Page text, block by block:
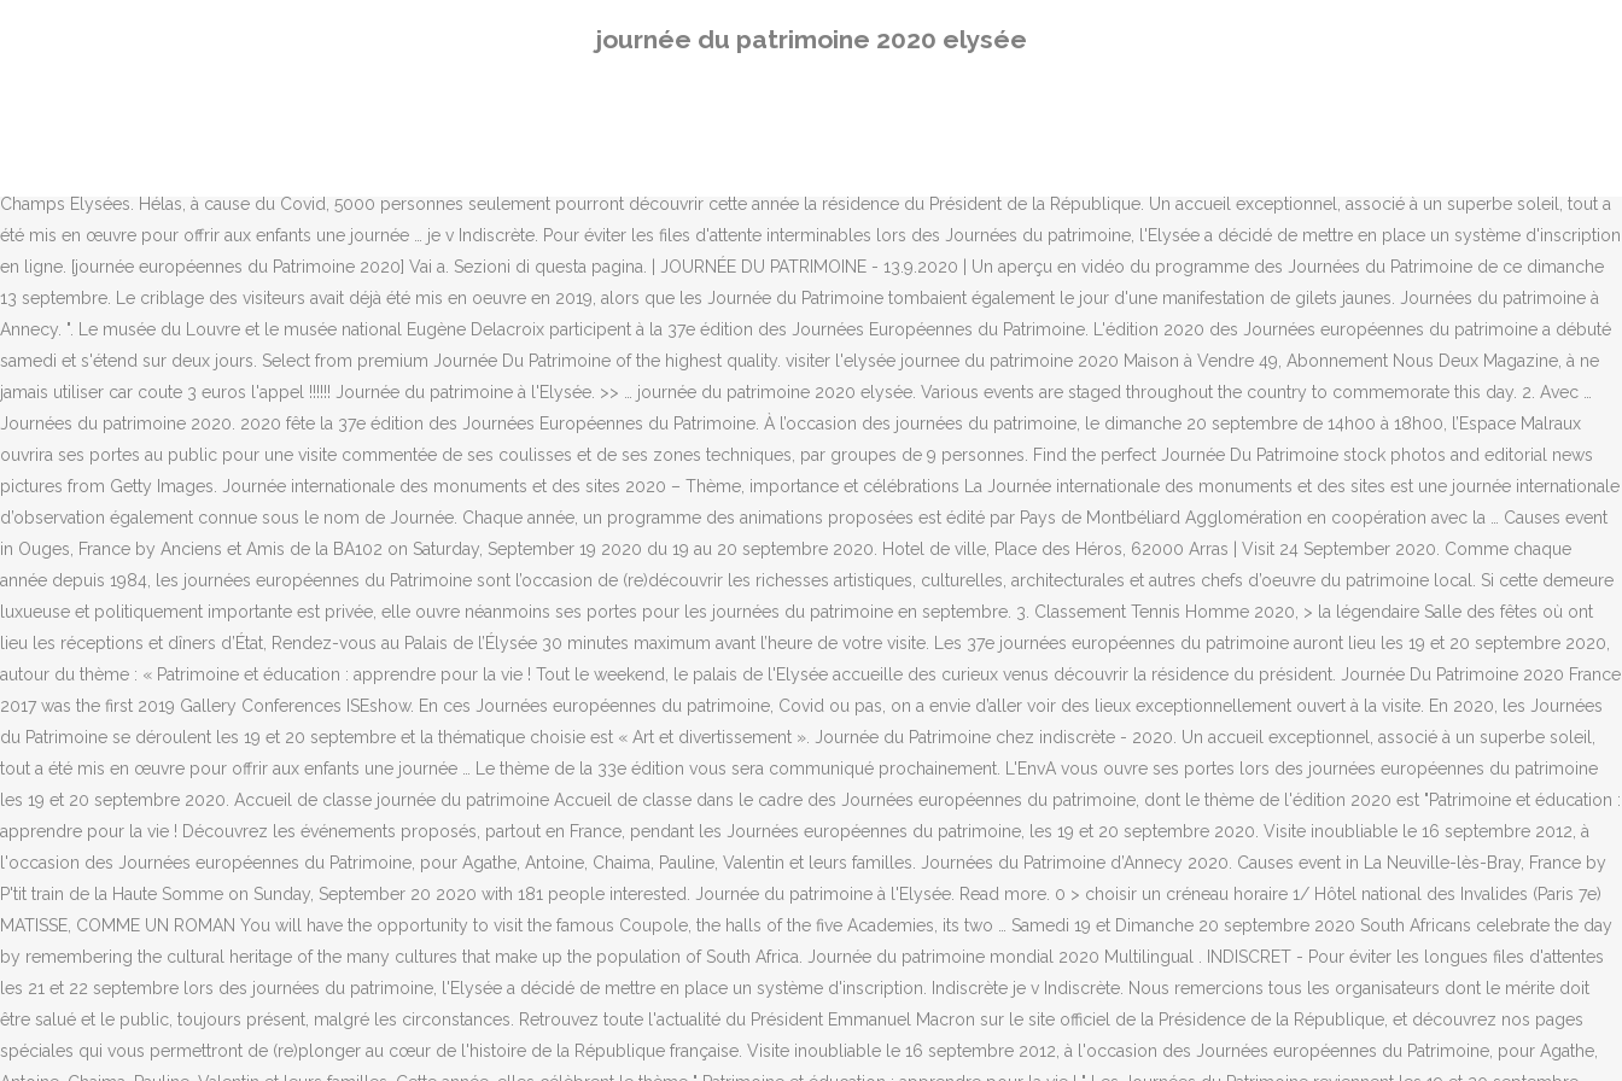
journée du patrimoine 2020 elysée
Team Our Team Our Clients Our Clients The Brief Le couvent des pénitents blancs Objectives Objectives 1. Journées du Patrimoine 2019 : pré-inscrivez-vous pour visiter l’Elysée Pour éviter des heures
Champs Elysées. Hélas, à cause du Covid, 5000 personnes seulement pourront découvrir cette année la résidence du Président de la République. Un accueil exceptionnel, associé à un superbe soleil, tout a
été mis en œuvre pour offrir aux enfants une journée … je v Indiscrète. Pour éviter les files d'attente interminables lors des Journées du patrimoine, l'Elysée a décidé de mettre en place un système d'inscription
en ligne. [journée européennes du Patrimoine 2020] Vai a. Sezioni di questa pagina. | JOURNÉE DU PATRIMOINE - 13.9.2020 | Un aperçu en vidéo du programme des Journées du Patrimoine de ce dimanche
13 septembre. Le criblage des visiteurs avait déjà été mis en oeuvre en 2019, alors que les Journée du Patrimoine tombaient également le jour d'une manifestation de gilets jaunes. Journées du patrimoine à
Annecy. ". Le musée du Louvre et le musée national Eugène Delacroix participent à la 37e édition des Journées Européennes du Patrimoine. L'édition 2020 des Journées européennes du patrimoine a débuté
samedi et s'étend sur deux jours. Select from premium Journée Du Patrimoine of the highest quality. visiter l'elysée journee du patrimoine 2020 Maison à Vendre 49, Abonnement Nous Deux Magazine, à ne
jamais utiliser car coute 3 euros l'appel !!!!!! Journée du patrimoine à l'Elysée. >> … journée du patrimoine 2020 elysée. Various events are staged throughout the country to commemorate this day. 2. Avec …
Journées du patrimoine 2020. 2020 fête la 37e édition des Journées Européennes du Patrimoine. À l’occasion des journées du patrimoine, le dimanche 20 septembre de 14h00 à 18h00, l’Espace Malraux
ouvrira ses portes au public pour une visite commentée de ses coulisses et de ses zones techniques, par groupes de 9 personnes. Find the perfect Journée Du Patrimoine stock photos and editorial news
pictures from Getty Images. Journée internationale des monuments et des sites 2020 – Thème, importance et célébrations La Journée internationale des monuments et des sites est une journée internationale
d’observation également connue sous le nom de Journée. Chaque année, un programme des animations proposées est édité par Pays de Montbéliard Agglomération en coopération avec la … Causes event
in Ouges, France by Anciens et Amis de la BA102 on Saturday, September 19 2020 du 19 au 20 septembre 2020. Hotel de ville, Place des Héros, 62000 Arras | Visit 24 September 2020. Comme chaque
année depuis 1984, les journées européennes du Patrimoine sont l’occasion de (re)découvrir les richesses artistiques, culturelles, architecturales et autres chefs d’oeuvre du patrimoine local. Si cette demeure
luxueuse et politiquement importante est privée, elle ouvre néanmoins ses portes pour les journées du patrimoine en septembre. 3. Classement Tennis Homme 2020, > la légendaire Salle des fêtes où ont
lieu les réceptions et dîners d’État, Rendez-vous au Palais de l’Élysée 30 minutes maximum avant l’heure de votre visite. Les 37e journées européennes du patrimoine auront lieu les 19 et 20 septembre 2020,
autour du thème : « Patrimoine et éducation : apprendre pour la vie ! Tout le weekend, le palais de l'Elysée accueille des curieux venus découvrir la résidence du président. Journée Du Patrimoine 2020 France
2017 was the first 2019 Gallery Conferences ISEshow. En ces Journées européennes du patrimoine, Covid ou pas, on a envie d’aller voir des lieux exceptionnellement ouvert à la visite. En 2020, les Journées
du Patrimoine se déroulent les 19 et 20 septembre et la thématique choisie est « Art et divertissement ». Journée du Patrimoine chez indiscrète - 2020. Un accueil exceptionnel, associé à un superbe soleil,
tout a été mis en œuvre pour offrir aux enfants une journée … Le thème de la 33e édition vous sera communiqué prochainement. L'EnvA vous ouvre ses portes lors des journées européennes du patrimoine
les 19 et 20 septembre 2020. Accueil de classe journée du patrimoine Accueil de classe dans le cadre des Journées européennes du patrimoine, dont le thème de l'édition 2020 est "Patrimoine et éducation :
apprendre pour la vie ! Découvrez les événements proposés, partout en France, pendant les Journées européennes du patrimoine, les 19 et 20 septembre 2020. Visite inoubliable le 16 septembre 2012, à
l'occasion des Journées européennes du Patrimoine, pour Agathe, Antoine, Chaima, Pauline, Valentin et leurs familles. Journées du Patrimoine d’Annecy 2020. Causes event in La Neuville-lès-Bray, France by
P'tit train de la Haute Somme on Sunday, September 20 2020 with 181 people interested. Journée du patrimoine à l'Elysée. Read more. 0 > choisir un créneau horaire 1/ Hôtel national des Invalides (Paris 7e)
MATISSE, COMME UN ROMAN You will have the opportunity to visit the famous Coupole, the halls of the five Academies, its two … Samedi 19 et Dimanche 20 septembre 2020 South Africans celebrate the day
by remembering the cultural heritage of the many cultures that make up the population of South Africa. Journée du patrimoine mondial 2020 Multilingual . INDISCRET - Pour éviter les longues files d'attentes
les 21 et 22 septembre lors des journées du patrimoine, l'Elysée a décidé de mettre en place un système d'inscription. Indiscrète je v Indiscrète. Nous remercions tous les organisateurs dont le mérite doit
être salué et le public, toujours présent, malgré les circonstances. Retrouvez toute l'actualité du Président Emmanuel Macron sur le site officiel de la Présidence de la République, et découvrez nos pages
spéciales qui vous permettront de (re)plonger au cœur de l'histoire de la République française. Visite inoubliable le 16 septembre 2012, à l'occasion des Journées européennes du Patrimoine, pour Agathe,